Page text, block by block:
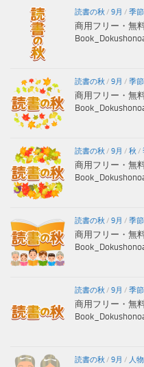
読書の秋 / 9月 / 季節
商用フリー・無
読書の秋 / 9月 / 季節
商用フリー・無
読書の秋 / 9月 / 秋 /
商用フリー・無
読書の秋 / 9月 / 季節
商用フリー・無
読書の秋 / 9月 / 季節
商用フリー・無
読書の秋 / 9月 / 人物